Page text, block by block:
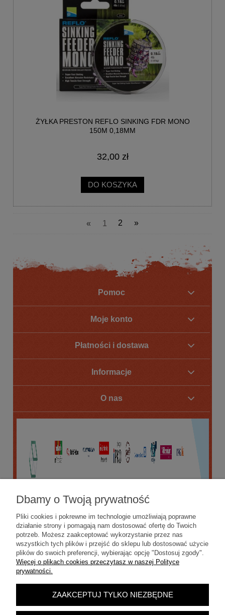
ŻYŁKA PRESTON REFLO SINKING FDR MONO
150M 0,18MM
32,00 zł
DO KOSZYKA
« 1 2 »
Pomoc
Moje konto
Płatności i dostawa
Informacje
O nas
POKAŻ PEŁNĄ WERSJĘ STRONY
Sklep internetowy Shoper.pl
Dbamy o Twoją prywatność
Pliki cookies i pokrewne im technologie umożliwiają poprawne
działanie strony i pomagają nam dostosować ofertę do Twoich
potrzeb. Możesz zaakceptować wykorzystanie przez nas
wszystkich tych plików i przejść do sklepu lub dostosować użycie
plików do swoich preferencji, wybierając opcję "Dostosuj zgody".
Więcej o plikach cookies przeczytasz w naszej Polityce
prywatności.
ZAAKCEPTUJ TYLKO NIEZBĘDNE